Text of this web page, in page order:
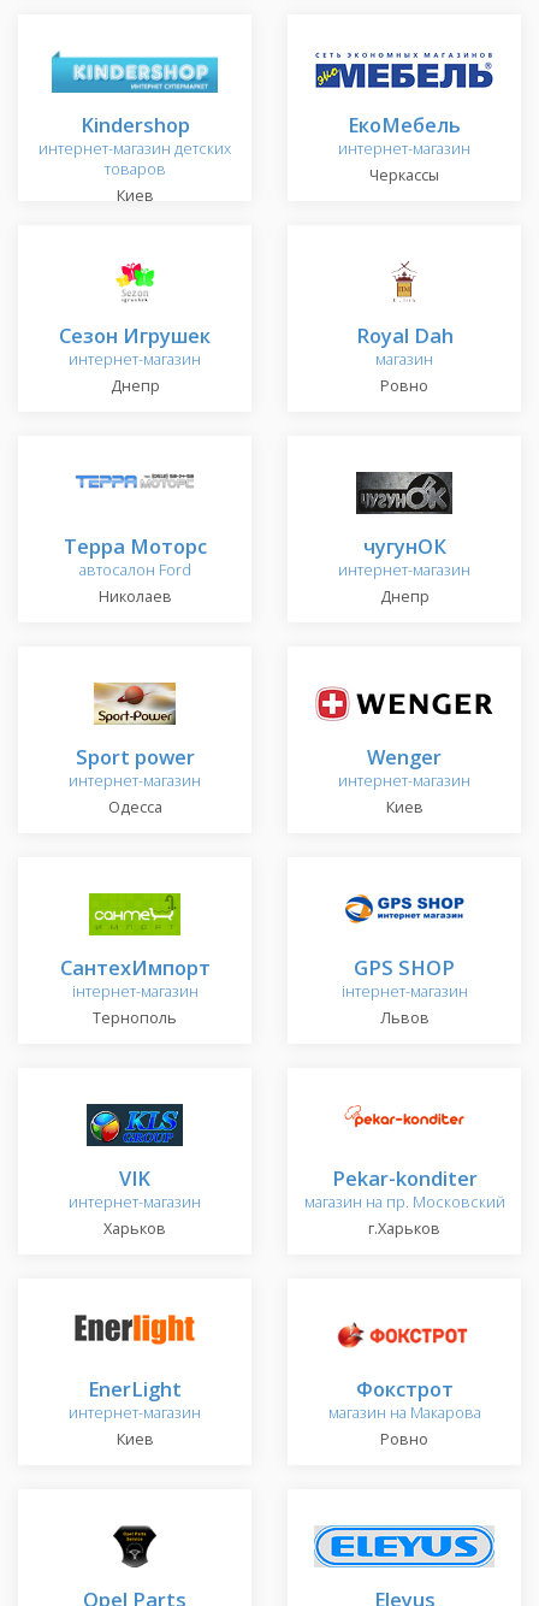
Kindershop
интернет-магазин детских
товаров
Киев
ЕкоМебель
интернет-магазин
Черкассы
Сезон Игрушек
интернет-магазин
Днепр
Royal Dah
магазин
Ровно
Терра Моторс
автосалон Ford
Николаев
чугунОК
интернет-магазин
Днепр
Sport power
интернет-магазин
Одесса
Wenger
интернет-магазин
Киев
СантехИмпорт
інтернет-магазин
Тернополь
GPS SHOP
інтернет-магазин
Львов
VIK
интернет-магазин
Харьков
Pekar-konditer
магазин на пр. Московский
г.Харьков
EnerLight
интернет-магазин
Киев
Фокстрот
магазин на Макарова
Ровно
Opel Parts Eleyus